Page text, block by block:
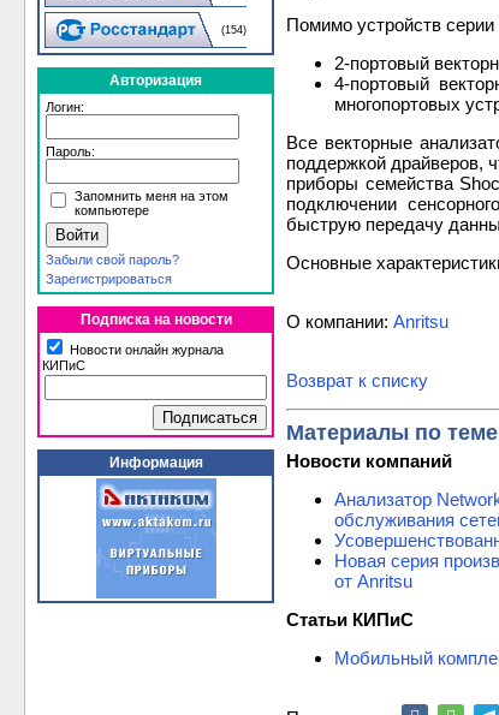
(154)
Авторизация
Логин:
Пароль:
Запомнить меня на этом
компьютере
Забыли свой пароль?
Зарегистрироваться
Подписка на новости
Новости онлайн журнала
КИПиС
Информация
Помимо устройств серии
2-портовый
4-портовый
многопортовых
Все векторные
поддержкой драйверов,
приборы семейства
подключении
быструю передачу
Основные
О компании: Anritsu
Возврат к списку
Материалы по
Новости компаний
Анализатор
обслуживания
Новая серия
от Anritsu
Статьи КИПиС
Мобильный